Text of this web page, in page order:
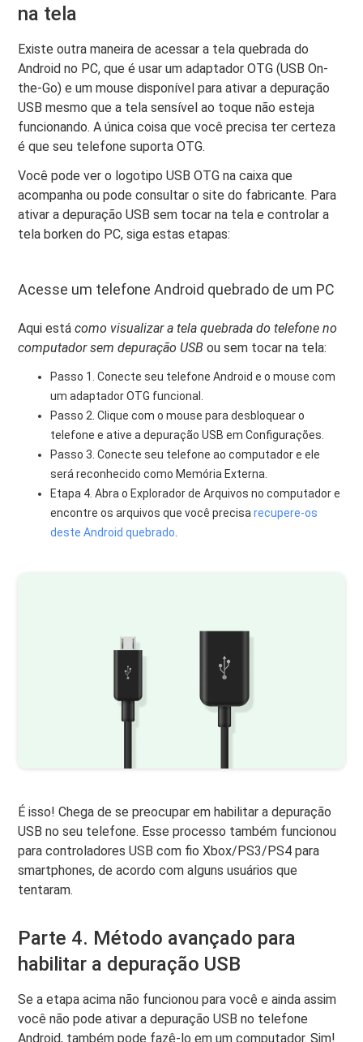
na tela
Existe outra maneira de acessar a tela quebrada do
Android no PC, que é usar um adaptador OTG (USB On-
the-Go) e um mouse disponível para ativar a depuração
USB mesmo que a tela sensível ao toque não esteja
funcionando. A única coisa que você precisa ter certeza
é que seu telefone suporta OTG.
Você pode ver o logotipo USB OTG na caixa que
acompanha ou pode consultar o site do fabricante. Para
ativar a depuração USB sem tocar na tela e controlar a
tela borken do PC, siga estas etapas:
Acesse um telefone Android quebrado de um PC
Aqui estácomo visualizar a tela quebrada do telefone no
computador sem depuração USB ou sem tocar na tela:
Passo 1. Conecte seu telefone Android e o mouse com
um adaptador OTG funcional.
Passo 2. Clique com o mouse para desbloquear o
telefone e ative a depuração USB em Configurações.
Passo 3. Conecte seu telefone ao computador e ele
será reconhecido como Memória Externa.
Etapa 4. Abra o Explorador de Arquivos no computador e
encontre os arquivos que você precisarecupere-os
deste Android quebrado
É isso! Chega de se preocupar em habilitar a depuração
USB no seu telefone. Esse processo também funcionou
para controladores USB com fio Xbox/PS3/PS4 para
smartphones, de acordo com alguns usuários que
tentaram.
Parte 4. Método avançado para
habilitar a depuração USB
Se a etapa acima não funcionou para você e ainda assim
você não pode ativar a depuração USB no telefone
Android, também pode fazê-lo em um computador. Sim!